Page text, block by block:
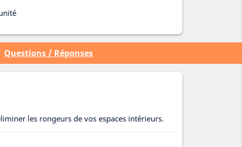
Questions / Réponses
les rongeurs de vos espaces intérieurs.